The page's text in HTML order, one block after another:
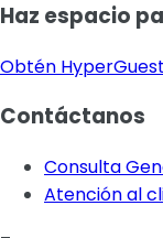
Haz espacio
Obtén HyperGuest
Contáctanos
Consulta
Atención al